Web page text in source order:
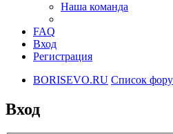
Наша команда
FAQ
Вход
Регистрация
BORISEVO.RU Список
Вход